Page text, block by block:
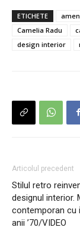
ETICHETE
Camelia Radu
design interior
Articolul precedent
Stilul retro
designul interior.
contemporan cu
anii ’70/VIDEO